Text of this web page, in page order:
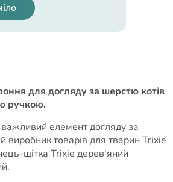
для догляду за шерстю котів
ручкою.
елемент догляду за
виробник товарів для тварин Trixie
щітка Trixie дерев'яний